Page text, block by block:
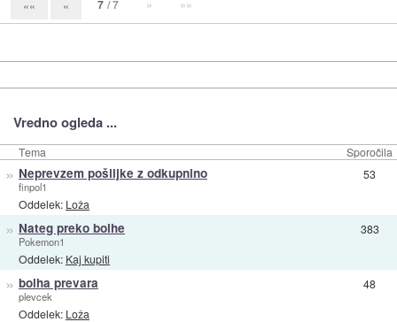
«« « 7 / 7 » »»
Vredno ogleda ...
Tema Sporočila
» Neprevzem pošiljke z odkupnino
finpol1
Oddelek: Loža
53
» Nateg preko bolhe
Pokemon1
Oddelek: Kaj kupiti
383
» bolha prevara
plevcek
Oddelek: Loža
48